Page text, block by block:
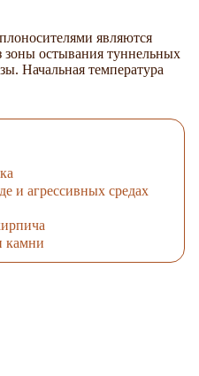
являются
зоны остывания туннельных
Начальная температура
и агрессивных средах
камни